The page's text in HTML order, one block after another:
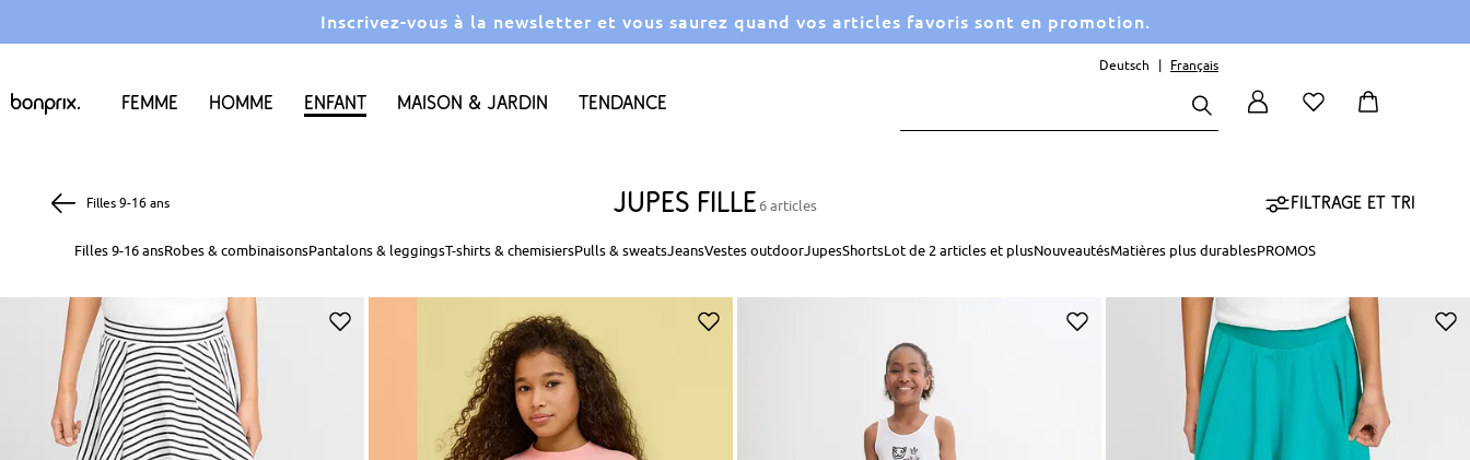
Inscrivez-vous à la newsletter et vous saurez quand vos articles favoris sont en promotion.
Femme Homme Enfant Maison & Jardin Tendance
Deutsch Français
Filles 9-16 ans Jupes fille 6 articles Filtrage et tri
Filles 9-16 ansRobes & combinaisonsPantalons & leggingsT-shirts & chemisiersPulls & sweatsJeansVestes outdoorJupesShortsLot de 2 articles et plusNouveautésMatières plus durablesPROMOS